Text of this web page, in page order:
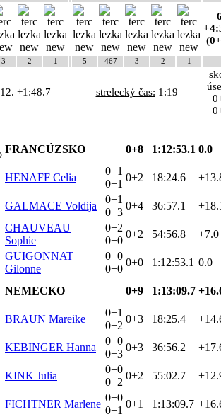
3 2 1 5 467 3 2 1
12. +1:48.7 strelecký čas: 1:19
FRANCÚZSKO 0+8 1:12:53.1 0.0
HENAFF Celia
0+1
0+1
0+2 18:24.6
GALMACE Voldija
0+1
0+3
0+4 36:57.1
CHAUVEAU
Sophie
0+2
0+0
0+2 54:56.8 +7.0
GUIGONNAT
Gilonne
0+0
0+0
0+0 1:12:53.1 0.0
NEMECKO 0+9 1:13:09.7
BRAUN Mareike
0+1
0+2
0+3 18:25.4
KEBINGER Hanna
0+0
0+3
0+3 36:56.2
KINK Julia
0+0
0+2
0+2 55:02.7
FICHTNER Marlene
0+0
0+1
0+1 1:13:09.7